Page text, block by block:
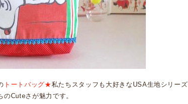
トートバッグ★私たちスタッフも大好きなUSA生地シリーズ
Cuteさが魅力です。